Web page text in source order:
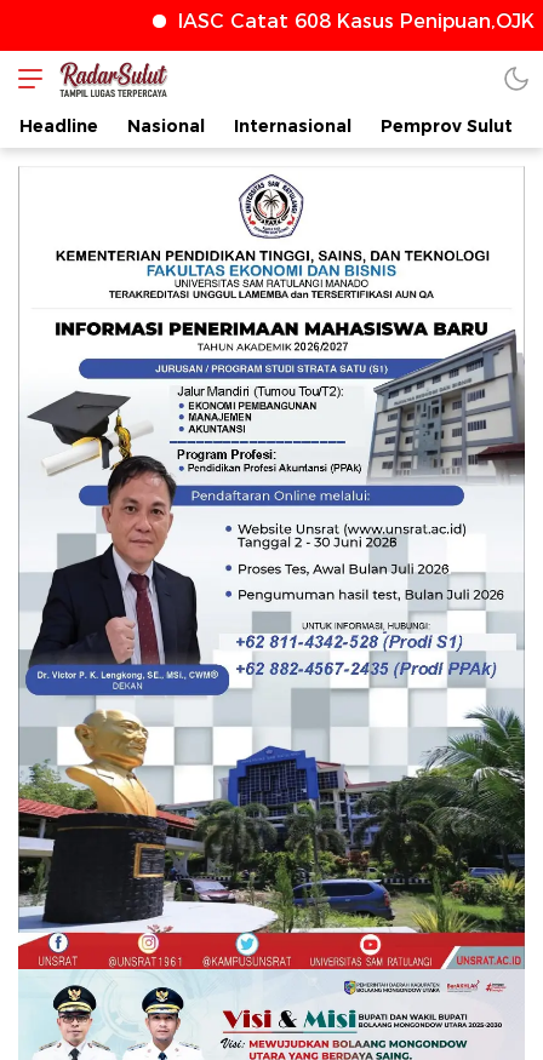
IASC Catat 608 Kasus Penipuan,OJK
radarsulut.com
Headline Nasional Internasional Pemprov Sulut